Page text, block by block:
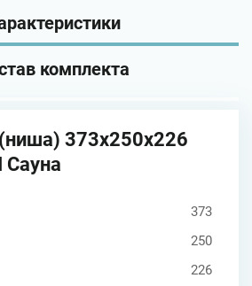
комплекта
373x250x226
Сауна
373
250
226